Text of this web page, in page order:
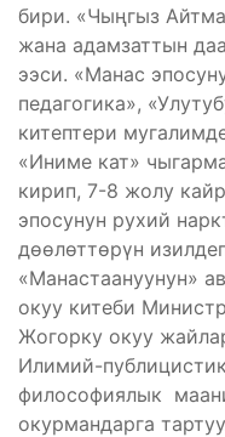
бири. «Чыңгыз
жана адамзаттын
ээси. «Манас
педагогика»,
китептери
«Иниме кат»
кирип, 7-8 жолу
эпосунун рухий
дөөлөттөрүн
«Манастаануунун»
окуу китеби
Жогорку окуу
Илимий-
философиялык
окурмандарга